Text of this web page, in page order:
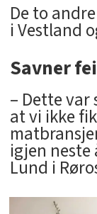
De to
i Vestland
Savner
– Dette var
at vi ikke
igjen neste
Lund i